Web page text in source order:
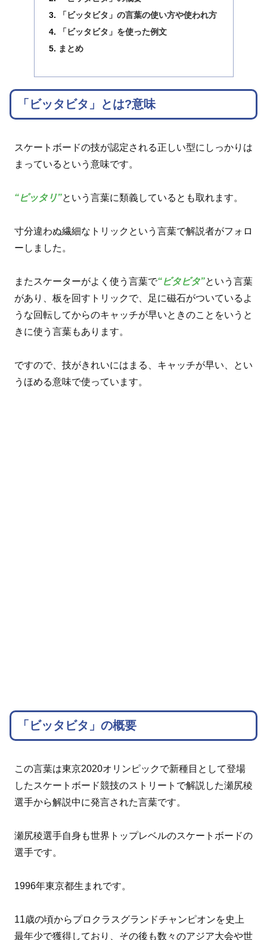
「ビッタビタ」の言葉の使い方や使われ方
「ビッタビタ」を使った例文
まとめ
「ビッタビタ」とは?意味
スケートボードの技が認定される正しい型にしっかりは
まっているという意味です。
“ピッタリ”という言葉に類義しているとも取れます。
寸分違わぬ繊細なトリックという言葉で解説者がフォロ
ーしました。
またスケーターがよく使う言葉で“ビタビタ”という言葉
があり、板を回すトリックで、足に磁石がついているよ
うな回転してからのキャッチが早いときのことをいうと
きに使う言葉もあります。
ですので、技がきれいにはまる、キャッチが早い、とい
うほめる意味で使っています。
「ビッタビタ」の概要
この言葉は東京2020オリンピックで新種目として登場
したスケートボード競技のストリートで解説した瀬尻稜
選手から解説中に発言された言葉です。
瀬尻稜選手自身も世界トップレベルのスケートボードの
選手です。
1996年東京都生まれです。
11歳の頃からプロクラスグランドチャンピオンを史上
最年少で獲得しており、その後も数々のアジア大会や世